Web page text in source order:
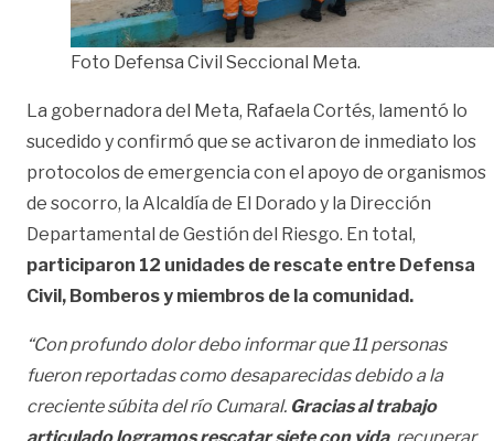
Foto Defensa Civil Seccional Meta.
La gobernadora del Meta, Rafaela Cortés, lamentó lo
sucedido y confirmó que se activaron de inmediato los
protocolos de emergencia con el apoyo de organismos
de socorro, la Alcaldía de El Dorado y la Dirección
Departamental de Gestión del Riesgo. En total,
participaron 12 unidades de rescate entre Defensa
Civil, Bomberos y miembros de la comunidad.
“Con profundo dolor debo informar que 11 personas
fueron reportadas como desaparecidas debido a la
creciente súbita del río Cumaral. Gracias al trabajo
articulado logramos rescatar siete con vida, recuperar